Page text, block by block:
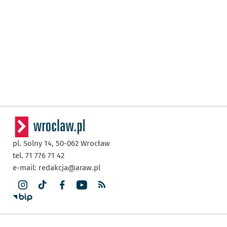
pl. Solny 14, 50-062 Wrocław
tel. 71 776 71 42
e-mail: redakcja@araw.pl